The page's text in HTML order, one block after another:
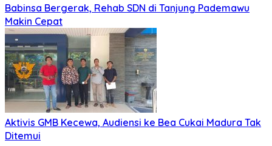
Babinsa Bergerak, Rehab SDN di Tanjung Pademawu
Makin Cepat
Aktivis GMB Kecewa, Audiensi ke Bea Cukai Madura Tak
Ditemui